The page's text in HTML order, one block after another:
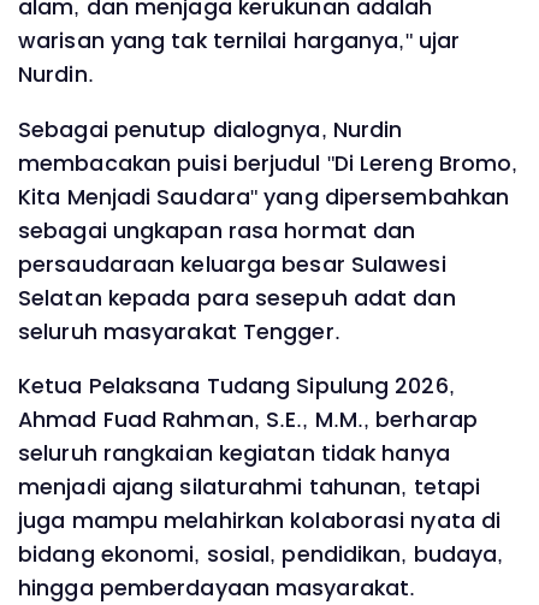
alam, dan menjaga kerukunan adalah
warisan yang tak ternilai harganya," ujar
Nurdin.
Sebagai penutup dialognya, Nurdin
membacakan puisi berjudul "Di Lereng Bromo,
Kita Menjadi Saudara" yang dipersembahkan
sebagai ungkapan rasa hormat dan
persaudaraan keluarga besar Sulawesi
Selatan kepada para sesepuh adat dan
seluruh masyarakat Tengger.
Ketua Pelaksana Tudang Sipulung 2026,
Ahmad Fuad Rahman, S.E., M.M., berharap
seluruh rangkaian kegiatan tidak hanya
menjadi ajang silaturahmi tahunan, tetapi
juga mampu melahirkan kolaborasi nyata di
bidang ekonomi, sosial, pendidikan, budaya,
hingga pemberdayaan masyarakat.